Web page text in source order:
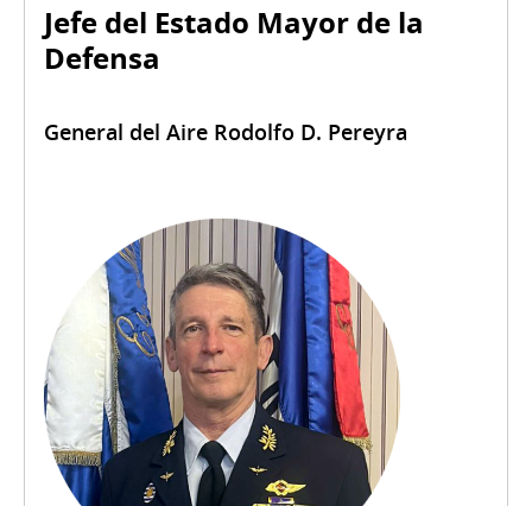
Jefe del Estado Mayor de la
Defensa
General del Aire Rodolfo D. Pereyra